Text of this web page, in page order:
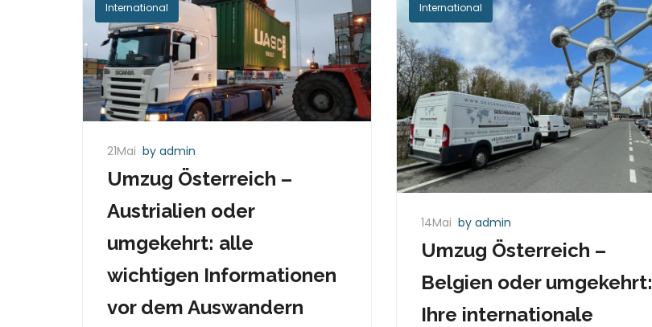
International
21Mai by admin
Umzug Österreich –
Austrialien oder
umgekehrt: alle
wichtigen Informationen
vor dem Auswandern
International
14Mai by admin
Umzug Österreich –
Belgien oder umgekehrt:
Ihre internationale